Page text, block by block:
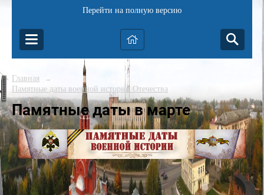
Перейти на полную версию
Главная →
Памятные даты военной истории Отечества
Памятные даты в марте